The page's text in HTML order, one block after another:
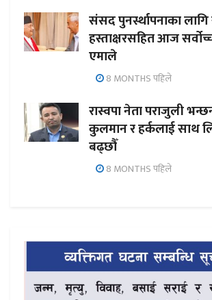
संसद पुनर्स्थापनाका
हस्ताक्षरसहित आज
एमाले
8 MONTHS पहिले
रास्वपा नेता पराजुली
कुलमान र हर्कलाई साथ
बढ्छौँ
8 MONTHS पहिले